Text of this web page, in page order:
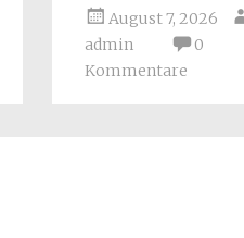
August 7, 2026
admin
0
Kommentare